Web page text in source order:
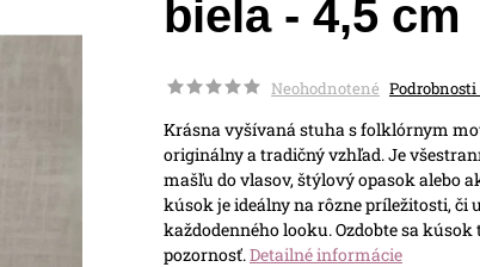
biela - 4,5 cm
Neohodnotené
Krásna vyšívaná stuha s folklórnym
originálny a tradičný vzhľad. Je
mašľu do vlasov, štýlový opasok alebo
kúsok je ideálny na rôzne príležitosti, či
každodenného looku. Ozdobte sa
pozornosť.Detailné informácie